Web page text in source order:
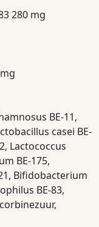
280 mg
BE-11,
casei BE-
Lactococcus
BE-175,
Bifidobacterium
BE-83,